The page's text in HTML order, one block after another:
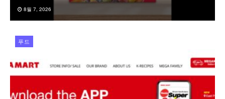
8월 7, 2026
푸드